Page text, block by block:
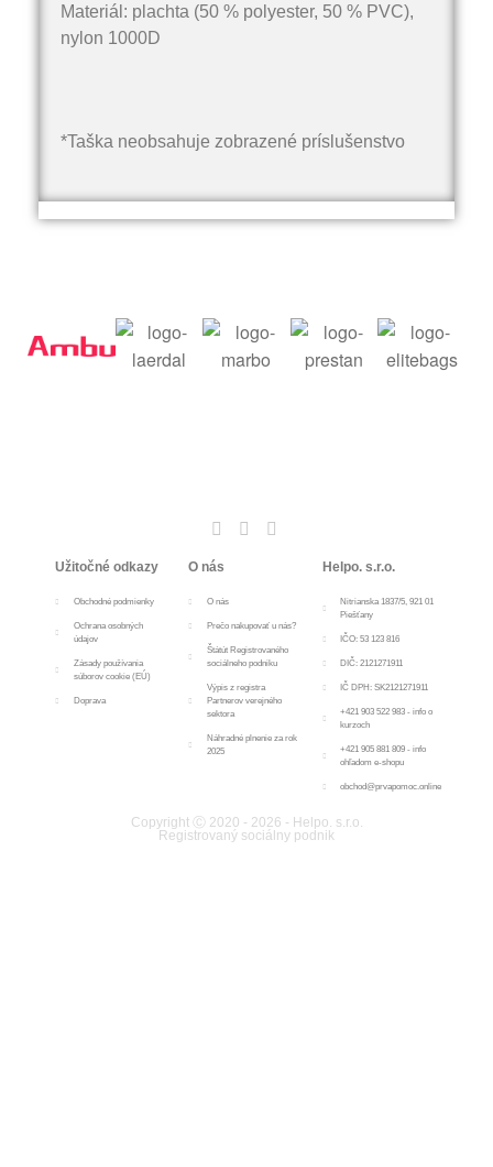
Materiál: plachta (50 % polyester, 50 % PVC),
nylon 1000D
*Taška neobsahuje zobrazené príslušenstvo
Užitočné odkazy
Obchodné podmienky
Ochrana osobných
údajov
Zásady používania
súborov cookie (EÚ)
Doprava
O nás
O nás
Prečo nakupovať u nás?
Štátút Registrovaného
sociálneho podniku
Výpis z registra
Partnerov verejného
sektora
Náhradné plnenie za rok
2025
Helpo. s.r.o.
Nitrianska 1837/5, 921 01
Piešťany
IČO: 53 123 816
DIČ: 2121271911
IČ DPH: SK2121271911
+421 903 522 983 - info o
kurzoch
+421 905 881 809 - info
ohľadom e-shopu
obchod@prvapomoc.online
Copyright Ⓒ 2020 - 2026 - Helpo. s.r.o.
Registrovaný sociálny podnik